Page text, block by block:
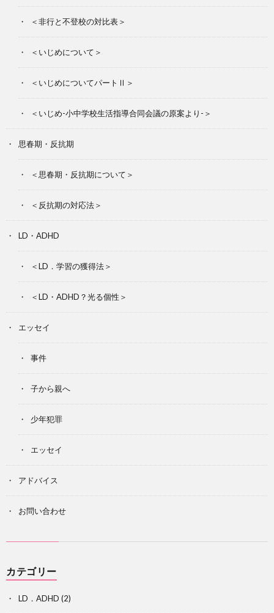
＜非行と不登校の対比表＞
＜いじめについて＞
＜いじめについてパートⅡ＞
＜いじめ-小中学校生活指導合同会議の原案より-＞
思春期・反抗期
＜思春期・反抗期について＞
＜反抗期の対応法＞
LD・ADHD
＜LD．学習の獲得法＞
＜LD・ADHD？光る個性＞
エッセイ
事件
子から親へ
少年犯罪
エッセイ
アドバイス
お問い合わせ
カテゴリー
LD．ADHD (2)